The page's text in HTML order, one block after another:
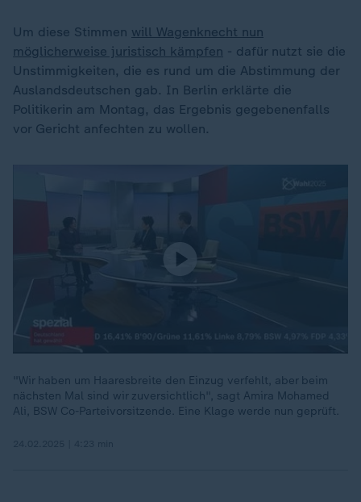
Um diese Stimmen will Wagenknecht nun
möglicherweise juristisch kämpfen - dafür nutzt sie die
Unstimmigkeiten, die es rund um die Abstimmung der
Auslandsdeutschen gab. In Berlin erklärte die
Politikerin am Montag, das Ergebnis gegebenenfalls
vor Gericht anfechten zu wollen.
"Wir haben um Haaresbreite den Einzug verfehlt, aber beim
nächsten Mal sind wir zuversichtlich", sagt Amira Mohamed
Ali, BSW Co-Parteivorsitzende. Eine Klage werde nun geprüft.